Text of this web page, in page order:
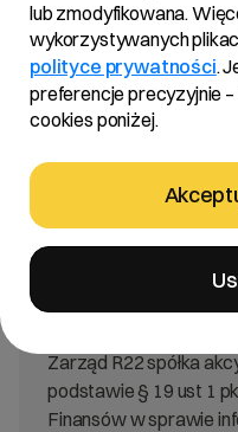
Podstawa prawna:
§ 19 ust. 2
29 marca 2018 r. w
okresowych
papierów
za równoważne
prawa państwa
Zarząd R22 spółka
podstawie § 19 ust 1
Finansów w sprawie
lub zmodyfikowana.
wykorzystywanych
polityce prywatności.
preferencje precyzyjnie
cookies poniżej.